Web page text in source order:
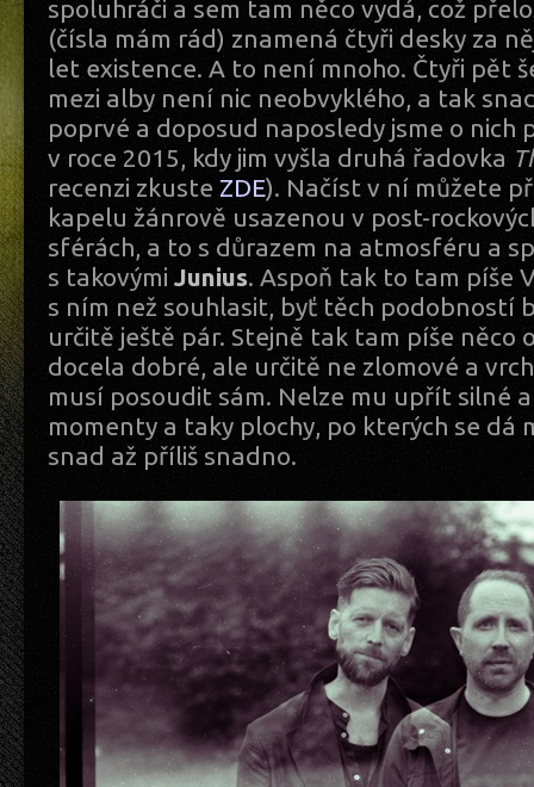
spoluhráči a sem tam něco vydá, což
(čísla mám rád) znamená čtyři desky za
let existence. A to není mnoho. Čtyři pět
mezi alby není nic neobvyklého, a tak
poprvé a doposud naposledy jsme o nich
v roce 2015, kdy jim vyšla druhá řadovka
recenzi zkuste ZDE). Načíst v ní můžete
kapelu žánrově usazenou v post-
sférách, a to s důrazem na atmosféru a
s takovými Junius. Aspoň tak to tam píše
s ním než souhlasit, byť těch podobností
určitě ještě pár. Stejně tak tam píše něco
docela dobré, ale určitě ne zlomové a
musí posoudit sám. Nelze mu upřít silné
momenty a taky plochy, po kterých se dá
snad až příliš snadno.